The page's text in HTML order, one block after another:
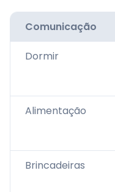
Comunicação
Dormir
Alimentação
Brincadeiras